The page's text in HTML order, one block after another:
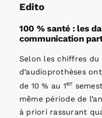
Edito
100 % santé : les
communication
Selon les chiffres du
d’audioprothèses
de 10 % au 1er
même période de
à priori rassurant